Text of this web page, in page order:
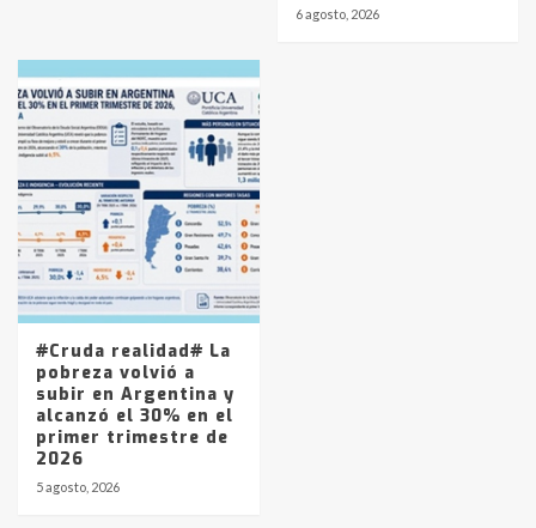
6 agosto, 2026
#Cruda realidad# La
pobreza volvió a
subir en Argentina y
alcanzó el 30% en el
primer trimestre de
2026
5 agosto, 2026